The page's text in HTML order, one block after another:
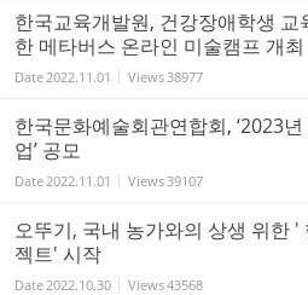
한국교육개발원, 건강장애학생 교
한 메타버스 온라인 미술캠프 개최
Date 2022.11.01 Views 38977
한국문화예술회관연합회, ‘2023
업’ 공모
Date 2022.11.01 Views 39107
오뚜기, 국내 농가와의 상생 위한
젝트' 시작
Date 2022.10.30 Views43568